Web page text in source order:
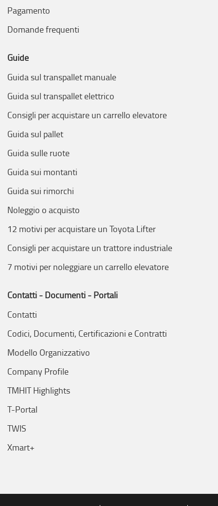
Pagamento
Domande frequenti
Guide
Guida sul transpallet manuale
Guida sul transpallet elettrico
Consigli per acquistare un carrello elevatore
Guida sul pallet
Guida sulle ruote
Guida sui montanti
Guida sui rimorchi
Noleggio o acquisto
12 motivi per acquistare un Toyota Lifter
Consigli per acquistare un trattore industriale
7 motivi per noleggiare un carrello elevatore
Contatti - Documenti - Portali
Contatti
Codici, Documenti, Certificazioni e Contratti
Modello Organizzativo
Company Profile
TMHIT Highlights
T-Portal
TWIS
Xmart+